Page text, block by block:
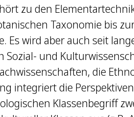
zu den
Taxonomie bis
Es wird aber auch seit
Sozial- und
die
integriert die
Klassenbegriff